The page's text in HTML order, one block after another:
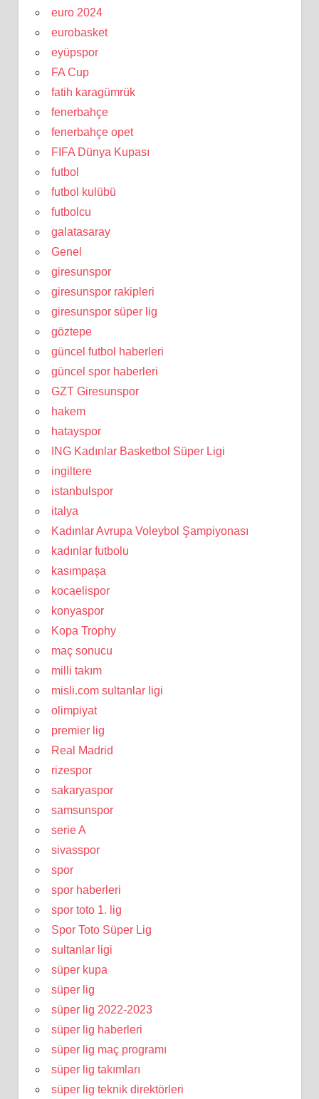
euro 2024
eurobasket
eyüpspor
FA Cup
fatih karagümrük
fenerbahçe
fenerbahçe opet
FIFA Dünya Kupası
futbol
futbol kulübü
futbolcu
galatasaray
Genel
giresunspor
giresunspor rakipleri
giresunspor süper lig
göztepe
güncel futbol haberleri
güncel spor haberleri
GZT Giresunspor
hakem
hatayspor
ING Kadınlar Basketbol Süper Ligi
ingiltere
istanbulspor
italya
Kadınlar Avrupa Voleybol Şampiyonası
kadınlar futbolu
kasımpaşa
kocaelispor
konyaspor
Kopa Trophy
maç sonucu
milli takım
misli.com sultanlar ligi
olimpiyat
premier lig
Real Madrid
rizespor
sakaryaspor
samsunspor
serie A
sivasspor
spor
spor haberleri
spor toto 1. lig
Spor Toto Süper Lig
sultanlar ligi
süper kupa
süper lig
süper lig 2022-2023
süper lig haberleri
süper lig maç programı
süper lig takımları
süper lig teknik direktörleri